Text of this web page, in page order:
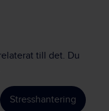
till det. Du
Stresshantering